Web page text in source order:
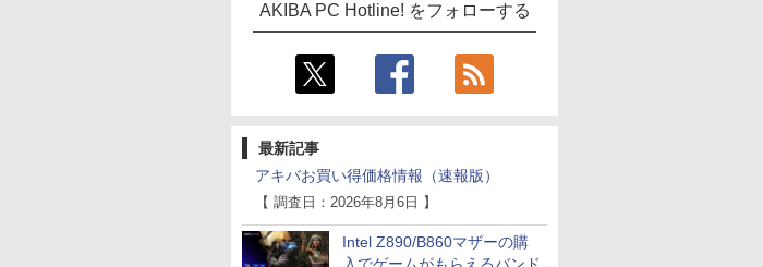
AKIBA PC Hotline! をフォローする
最新記事
アキバお買い得価格情報（速報版）
【 調査日：2026年8月6日 】
Intel Z890/B860マザーの購